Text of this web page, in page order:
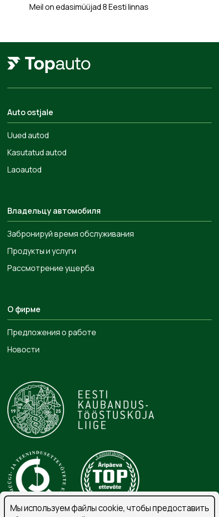
Meil on edasimüüjad 8 Eesti linnas
Auto ostjale
Uued autod
Kasutatud autod
Laoautod
Владельцу автомобиля
Забронируй время обслуживания
Продукты и услуги
Рассмотрение ущерба
О фирме
Предложения о работе
Новости
Мы используем файлы cookie, чтобы предоставить